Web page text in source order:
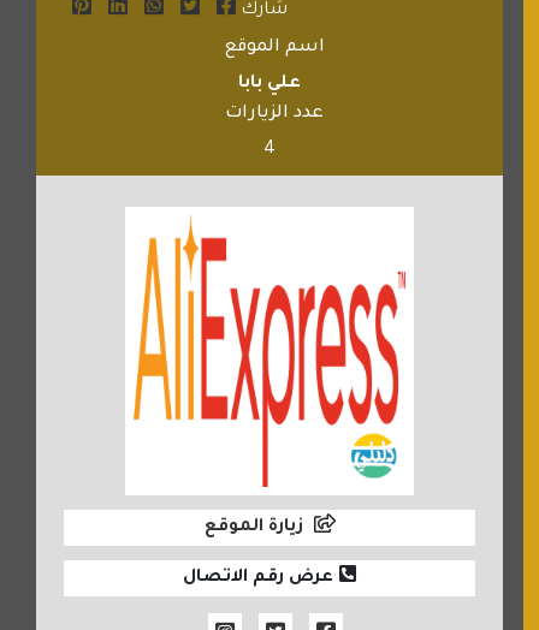
شارك
اسم الموقع
علي بابا
عدد الزيارات
4
زيارة الموقع
عرض رقم الاتصال